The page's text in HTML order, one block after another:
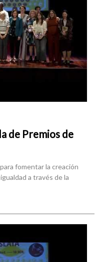
de Premios de
fomentar la creación
a través de la